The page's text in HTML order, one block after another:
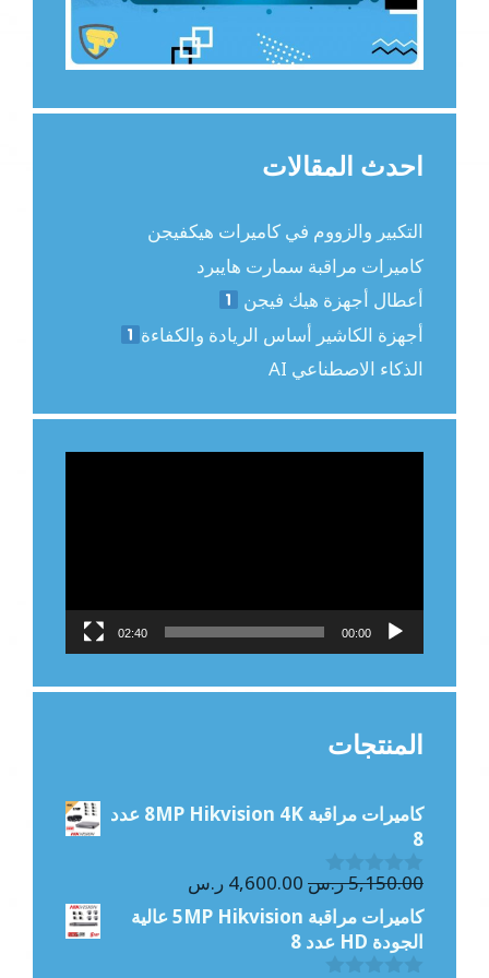
احدث المقالات
التكبير والزووم في كاميرات هيكفيجن
كاميرات مراقبة سمارت هايبرد
أعطال أجهزة هيك فيجن
أجهزة الكاشير أساس الريادة والكفاءة
الذكاء الاصطناعي AI
00:00
02:40
المنتجات
كاميرات مراقبة 8MP Hikvision 4K عدد
8
0
o
u
5,150.00ر.س السعر
الأصلي
هو:
5,150.00 ر.س.
4,600.00 ر.س
الحالي
هو:
كاميرات مراقبة 5MP Hikvision عالية
الجودة HD عدد 8